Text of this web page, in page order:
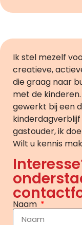
Ik stel mezelf
creatieve,
die graag naar
met de
gewerkt bij een
kinderdagverblijf
gastouder, ik
Wilt u kennis
Naam